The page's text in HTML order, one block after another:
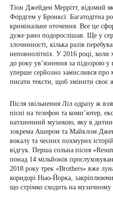
Тіон Джейден Меррітт, відомий
Фордгем у Бронксі. Багатодітна
кримінальне оточення. Все це
дуже рано подорослішав. Ще у
злочинності, кілька разів
неповнолітніх. У 2016 році,
до року ув’язнення за підозрою у
уперше серйозно замислився про
писати тексти, щоб змінити своє
Після звільнення Ліл одразу ж
пісні на телефон та комп’ютер,
натхненний музикою, яку в
зокрема Ашером та Майклом
вокалу та чесних похмурих
відгук. Перша сольна пісня
понад 14 мільйонів
2018 року трек «Brothers» вже
коридорі Нью-Йорка,
що стрімко сходить на музичному